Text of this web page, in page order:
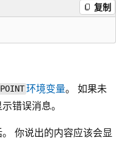
复制
环境变量。 如果未
错误消息。
你说出的内容应该会显